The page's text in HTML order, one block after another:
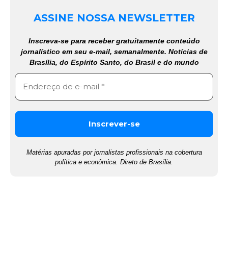
ASSINE NOSSA NEWSLETTER
Inscreva-se para receber gratuitamente conteúdo
jornalístico em seu e-mail, semanalmente. Notícias de
Brasília, do Espírito Santo, do Brasil e do mundo
Matérias apuradas por jornalistas profissionais na cobertura
política e econômica. Direto de Brasília.